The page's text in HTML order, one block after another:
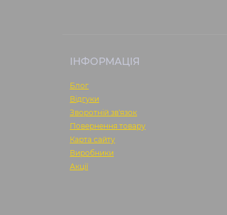
ІНФОРМАЦІЯ
Блог
Відгуки
Зворотній зв'язок
Повернення товару
Карта сайту
Виробники
Акції